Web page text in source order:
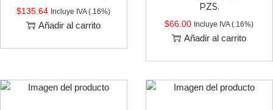
$135.64 Incluye IVA (.16%)
Añadir al carrito
PZS.
$66.00 Incluye IVA (.16%)
Añadir al carrito